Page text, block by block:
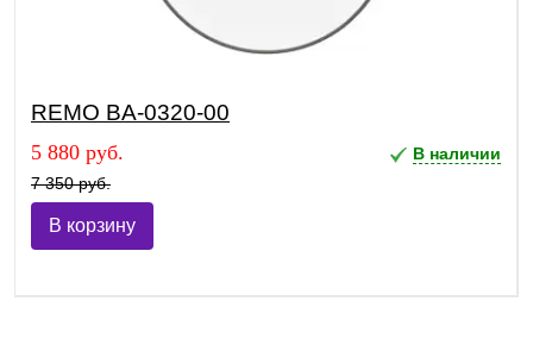
REMO BA-0320-00
5 880 руб.
7 350 руб.
В наличии
В корзину